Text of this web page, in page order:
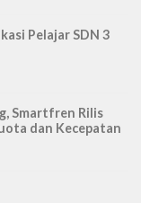
Pelajar SDN 3
Smartfren Rilis
dan Kecepatan